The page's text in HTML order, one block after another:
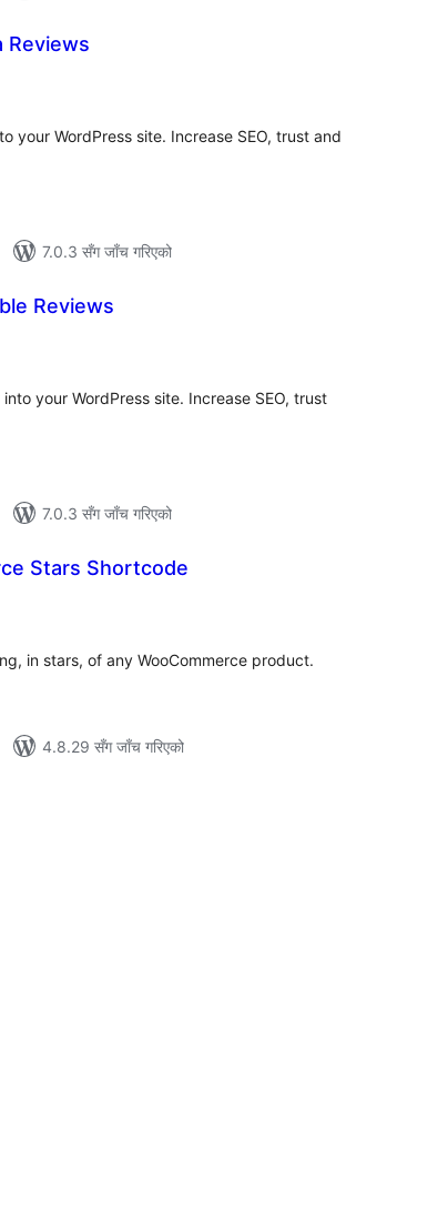
Reviews
your WordPress site. Increase SEO, trust and
7.0.3 सँग जाँच गरिएको
Reviews
your WordPress site. Increase SEO, trust
7.0.3 सँग जाँच गरिएको
Stars Shortcode
in stars, of any WooCommerce product.
4.8.29 सँग जाँच गरिएको